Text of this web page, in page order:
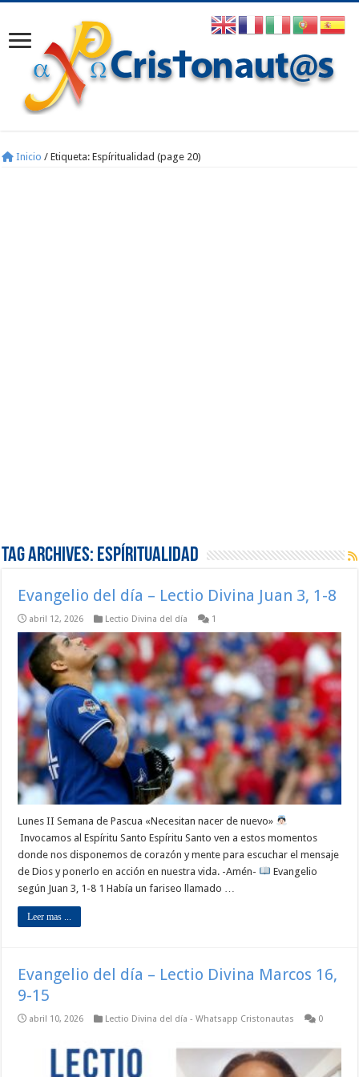
Inicio / Etiqueta:Espíritualidad (page 20)
Tag Archives: Espíritualidad
Evangelio del día – Lectio Divina Juan 3, 1-8
abril 12, 2026 Lectio Divina del día 1
Lunes II Semana de Pascua «Necesitan nacer de nuevo»
Invocamos al Espíritu Santo Espíritu Santo ven a estos momentos
donde nos disponemos de corazón y mente para escuchar el mensaje
de Dios y ponerlo en acción en nuestra vida. -Amén-
Evangelio
según Juan 3, 1-8 1 Había un fariseo llamado …
Leer mas ...
Evangelio del día – Lectio Divina Marcos 16,
9-15
abril 10, 2026 Lectio Divina del día - Whatsapp Cristonautas 0